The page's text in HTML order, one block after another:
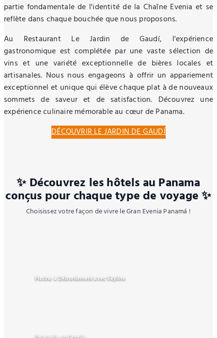
partie fondamentale de l'identité de la Chaîne Evenia et se
reflète dans chaque bouchée que nous proposons.
Au Restaurant Le Jardin de Gaudí, l'expérience
gastronomique est complétée par une vaste sélection de
vins et une variété exceptionnelle de bières locales et
artisanales. Nous nous engageons à offrir un appariement
exceptionnel et unique qui élève chaque plat à de nouveaux
sommets de saveur et de satisfaction. Découvrez une
expérience culinaire mémorable au cœur de Panama.
DÉCOUVRIR LE JARDIN DE GAUDÍ
✨ Découvrez les hôtels au Panama
conçus pour chaque type de voyage ✨
Choisissez votre façon de vivre le Gran Evenia Panamá !
Piscine à Débordement avec Skyline